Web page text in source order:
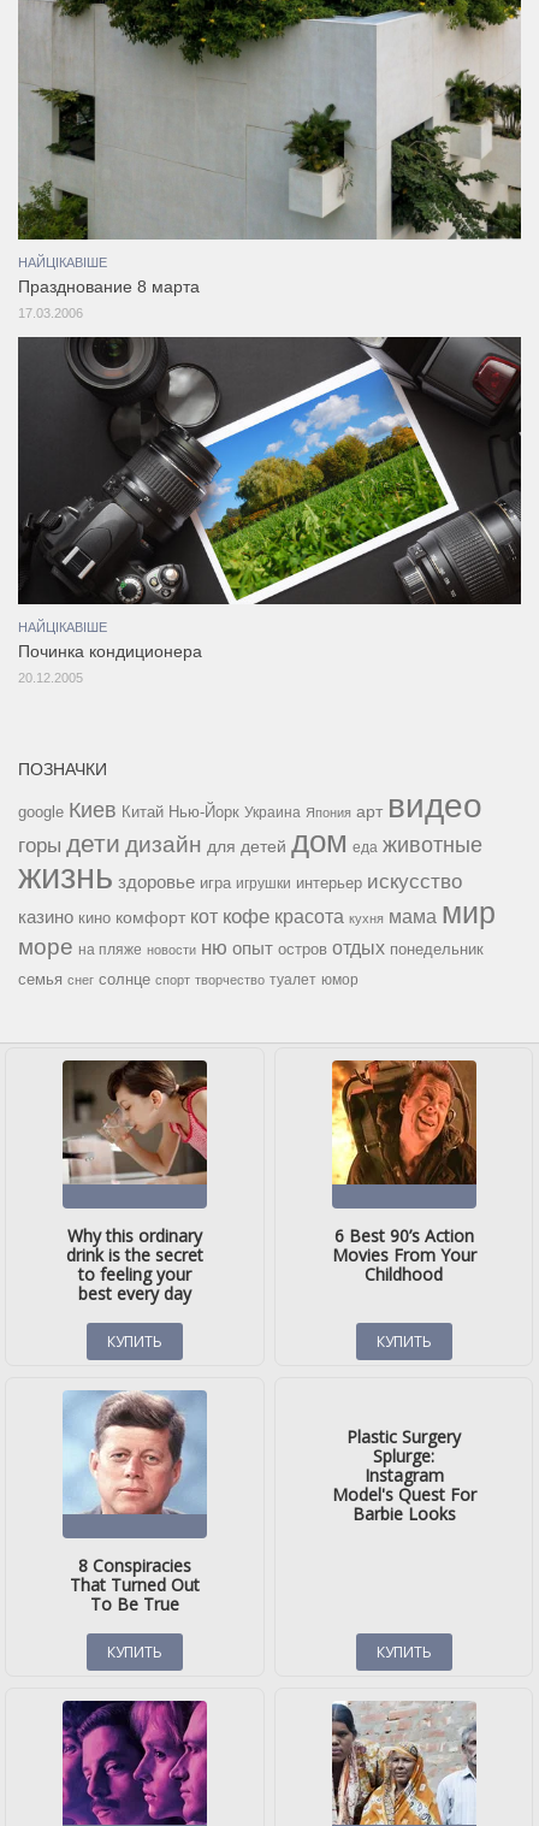
НАЙЦІКАВІШЕ
Празднование 8 марта
17.03.2006
НАЙЦІКАВІШЕ
Починка кондиционера
20.12.2005
ПОЗНАЧКИ
google Киев Китай Нью-Йорк Украина Япония арт видео
горы дети дизайн для детей дом еда животные
жизнь здоровье игра игрушки интерьер искусство
казино кино комфорт кот кофе красота кухня мама мир
море на пляже новости ню опыт остров отдых понедельник
семья снег солнце спорт творчество туалет юмор